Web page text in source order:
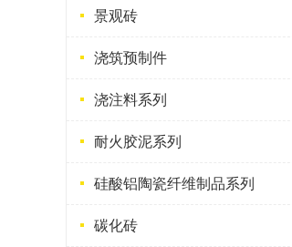
景观砖
浇筑预制件
浇注料系列
耐火胶泥系列
硅酸铝陶瓷纤维制品系列
碳化砖